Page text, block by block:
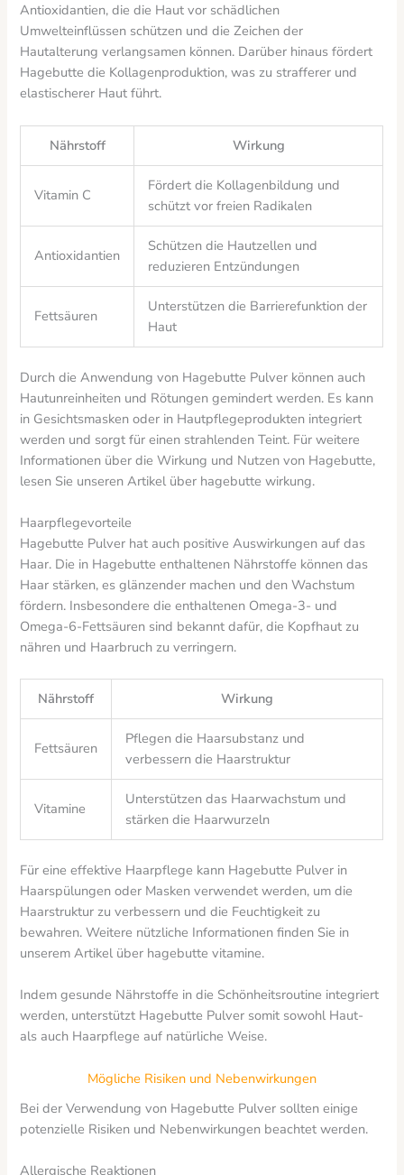
Antioxidantien, die die Haut vor schädlichen
Umwelteinflüssen schützen und die Zeichen der
Hautalterung verlangsamen können. Darüber hinaus fördert
Hagebutte die Kollagenproduktion, was zu strafferer und
elastischerer Haut führt.
Nährstoff Wirkung
Vitamin C
Fördert die Kollagenbildung und
schützt vor freien Radikalen
Antioxidantien
Schützen die Hautzellen und
reduzieren Entzündungen
Fettsäuren
Unterstützen die Barrierefunktion der
Haut
Durch die Anwendung von Hagebutte Pulver können auch
Hautunreinheiten und Rötungen gemindert werden. Es kann
in Gesichtsmasken oder in Hautpflegeprodukten integriert
werden und sorgt für einen strahlenden Teint. Für weitere
Informationen über die Wirkung und Nutzen von Hagebutte,
lesen Sie unseren Artikel über hagebutte wirkung.
Haarpflegevorteile
Hagebutte Pulver hat auch positive Auswirkungen auf das
Haar. Die in Hagebutte enthaltenen Nährstoffe können das
Haar stärken, es glänzender machen und den Wachstum
fördern. Insbesondere die enthaltenen Omega-3- und
Omega-6-Fettsäuren sind bekannt dafür, die Kopfhaut zu
nähren und Haarbruch zu verringern.
Nährstoff Wirkung
Fettsäuren
Pflegen die Haarsubstanz und
verbessern die Haarstruktur
Vitamine
Unterstützen das Haarwachstum und
stärken die Haarwurzeln
Für eine effektive Haarpflege kann Hagebutte Pulver in
Haarspülungen oder Masken verwendet werden, um die
Haarstruktur zu verbessern und die Feuchtigkeit zu
bewahren. Weitere nützliche Informationen finden Sie in
unserem Artikel über hagebutte vitamine.
Indem gesunde Nährstoffe in die Schönheitsroutine integriert
werden, unterstützt Hagebutte Pulver somit sowohl Haut-
als auch Haarpflege auf natürliche Weise.
Mögliche Risiken und Nebenwirkungen
Bei der Verwendung von Hagebutte Pulver sollten einige
potenzielle Risiken und Nebenwirkungen beachtet werden.
Allergische Reaktionen